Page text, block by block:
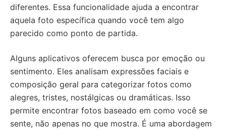
diferentes. Essa funcionalidade ajuda a encontrar
aquela foto específica quando você tem algo
parecido como ponto de partida.
Alguns aplicativos oferecem busca por emoção ou
sentimento. Eles analisam expressões faciais e
composição geral para categorizar fotos como
alegres, tristes, nostálgicas ou dramáticas. Isso
permite encontrar fotos baseado em como você se
sente, não apenas no que mostra. É uma abordagem